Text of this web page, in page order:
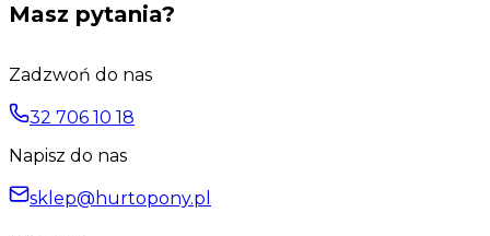
Masz pytania?
Zadzwoń do nas
32 706 10 18
Napisz do nas
sklep@hurtopony.pl